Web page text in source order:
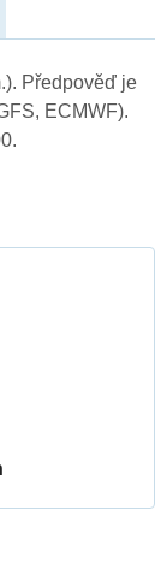
Předpověď je
ECMWF).